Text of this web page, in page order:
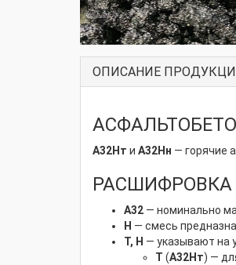
ОПИСАНИЕ
А32Нт и А32Нн — горячие
А32 — номинально
Н — смесь
Т, Н — указывают на
Т (А32Нт) —